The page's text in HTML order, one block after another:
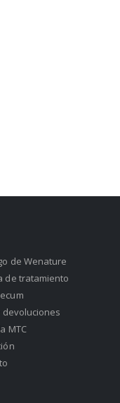
de Wenature
de tratamiento
devoluciones
MTC